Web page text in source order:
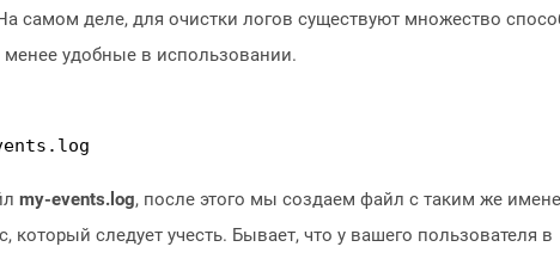
самом деле, для очистки логов существуют множество
удобные в использовании.
my-events.log, после этого мы создаем файл с таким же
который следует учесть. Бывает, что у вашего пользователя в